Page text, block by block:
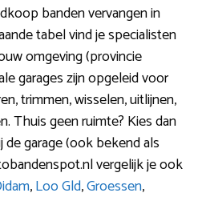
banden vervangen in
tabel vind je specialisten
omgeving (provincie
garages zijn opgeleid voor
trimmen, wisselen, uitlijnen,
Thuis geen ruimte? Kies dan
garage (ook bekend als
vergelijk je ook
,Loo Gld,Groessen,